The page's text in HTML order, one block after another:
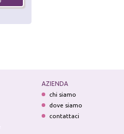
AZIENDA
chi siamo
dove siamo
contattaci